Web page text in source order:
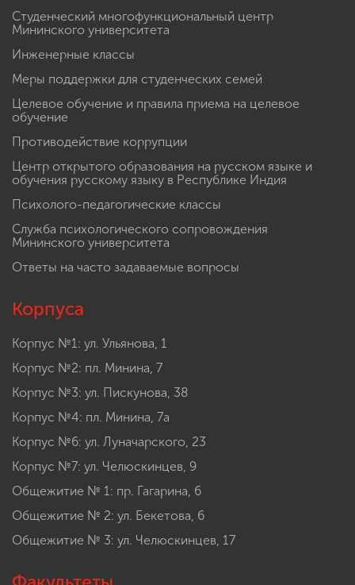
Студенческий многофункциональный центр
Мининского университета
Инженерные классы
Меры поддержки для студенческих семей
Целевое обучение и правила приема на целевое
обучение
Противодействие коррупции
Центр открытого образования на русском языке и
обучения русскому языку в Республике Индия
Психолого-педагогические классы
Служба психологического сопровождения
Мининского университета
Ответы на часто задаваемые вопросы
Корпуса
Корпус №1: ул. Ульянова, 1
Корпус №2: пл. Минина, 7
Корпус №3: ул. Пискунова, 38
Корпус №4: пл. Минина, 7а
Корпус №6: ул. Луначарского, 23
Корпус №7: ул. Челюскинцев, 9
Общежитие № 1: пр. Гагарина, 6
Общежитие № 2: ул. Бекетова, 6
Общежитие № 3: ул. Челюскинцев, 17